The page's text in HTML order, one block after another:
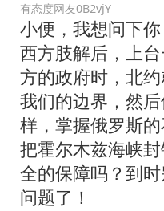
有态度网友0B2vjY
小便，我想问下
西方肢解后，上
方的政府时，北
我们的边界，然
样，掌握俄罗斯
把霍尔木兹海峡
全的保障吗？到
问题了！